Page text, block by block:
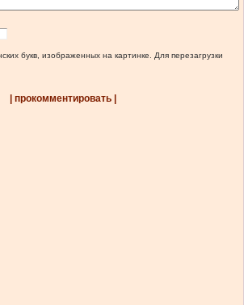
букв, изображенных на картинке. Для перезагрузки
| прокомментировать |